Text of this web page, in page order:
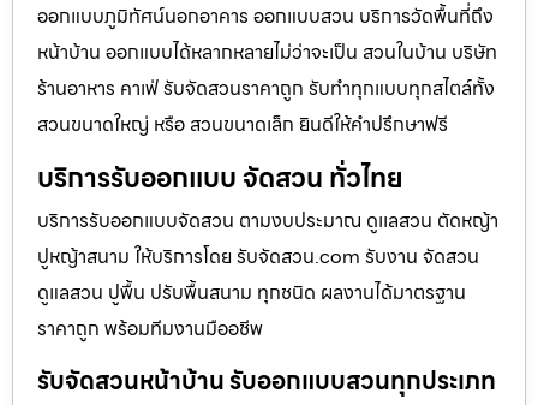
ออกแบบภูมิทัศน์นอกอาคาร ออกแบบสวน บริการวัดพื้นที่ถึง
หน้าบ้าน ออกแบบได้หลากหลายไม่ว่าจะเป็น สวนในบ้าน บริษัท
ร้านอาหาร คาเฟ่ รับจัดสวนราคาถูก รับทำทุกแบบทุกสไตล์ทั้ง
สวนขนาดใหญ่ หรือ สวนขนาดเล็ก ยินดีให้คำปรึกษาฟรี
บริการรับออกแบบ จัดสวน ทั่วไทย
บริการรับออกแบบจัดสวน ตามงบประมาณ ดูเเลสวน ตัดหญ้า
ปูหญ้าสนาม ให้บริการโดย รับจัดสวน.com รับงาน จัดสวน
ดูแลสวน ปูพื้น ปรับพื้นสนาม ทุกชนิด ผลงานได้มาตรฐาน
ราคาถูก พร้อมทีมงานมืออชีพ
รับจัดสวนหน้าบ้าน รับออกแบบสวนทุกประเภท